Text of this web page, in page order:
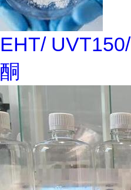
EHT/
酮